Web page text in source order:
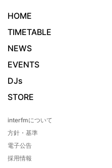
HOME
TIMETABLE
NEWS
EVENTS
DJs
STORE
interfmについて
方針・基準
電子公告
採用情報